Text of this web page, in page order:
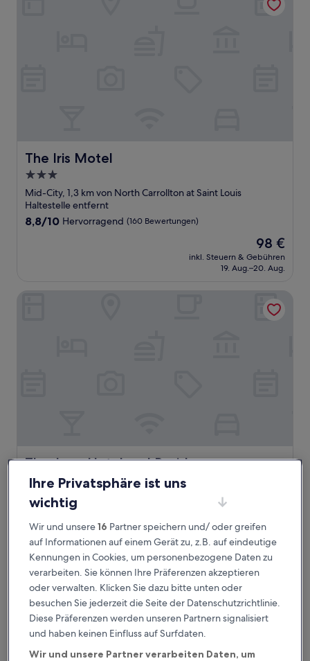
The Iris Motel
The Iris Motel
3.0-
Sterne-
Unterkunft
Mid-City, 1,3 km von North Carrollton at Saint Louis
Haltestelle entfernt
8.8
8,8/10 Hervorragend (160 Bewertungen)
Der
Preis
beträgt
98 €
inkl. Steuern & Gebühren
19. Aug.–20. Aug.
The Jung Hotel and Residences
The Jung Hotel and Residences
4.0-
Sterne-
Unterkunft
New Orleans Central Business District, 3,1 km von North
Carrollton at Saint Louis Haltestelle entfernt
8.8
10,
Hervorragend,
(2.656
Bewertungen)
8,8/10 Hervorragend (2.656 Bewertungen)
Der
Preis
beträgt
99 €
inkl. Steuern & Gebühren
19. Aug.–20. Aug.
TownePlace Suites New Orleans Downtown/Canal Street
Ihre Privatsphäre ist uns
wichtig
Wir und unsere16 Partner speichern und/ oder greifen
auf Informationen auf einem Gerät zu, z.B. auf eindeutige
Kennungen in Cookies, um personenbezogene Daten zu
verarbeiten. Sie können Ihre Präferenzen akzeptieren
oder verwalten. Klicken Sie dazu bitte unten oder
besuchen Sie jederzeit die Seite der Datenschutzrichtlinie.
Diese Präferenzen werden unseren Partnern signalisiert
und haben keinen Einfluss auf Surfdaten.
Wir und unsere Partner verarbeiten Daten, um